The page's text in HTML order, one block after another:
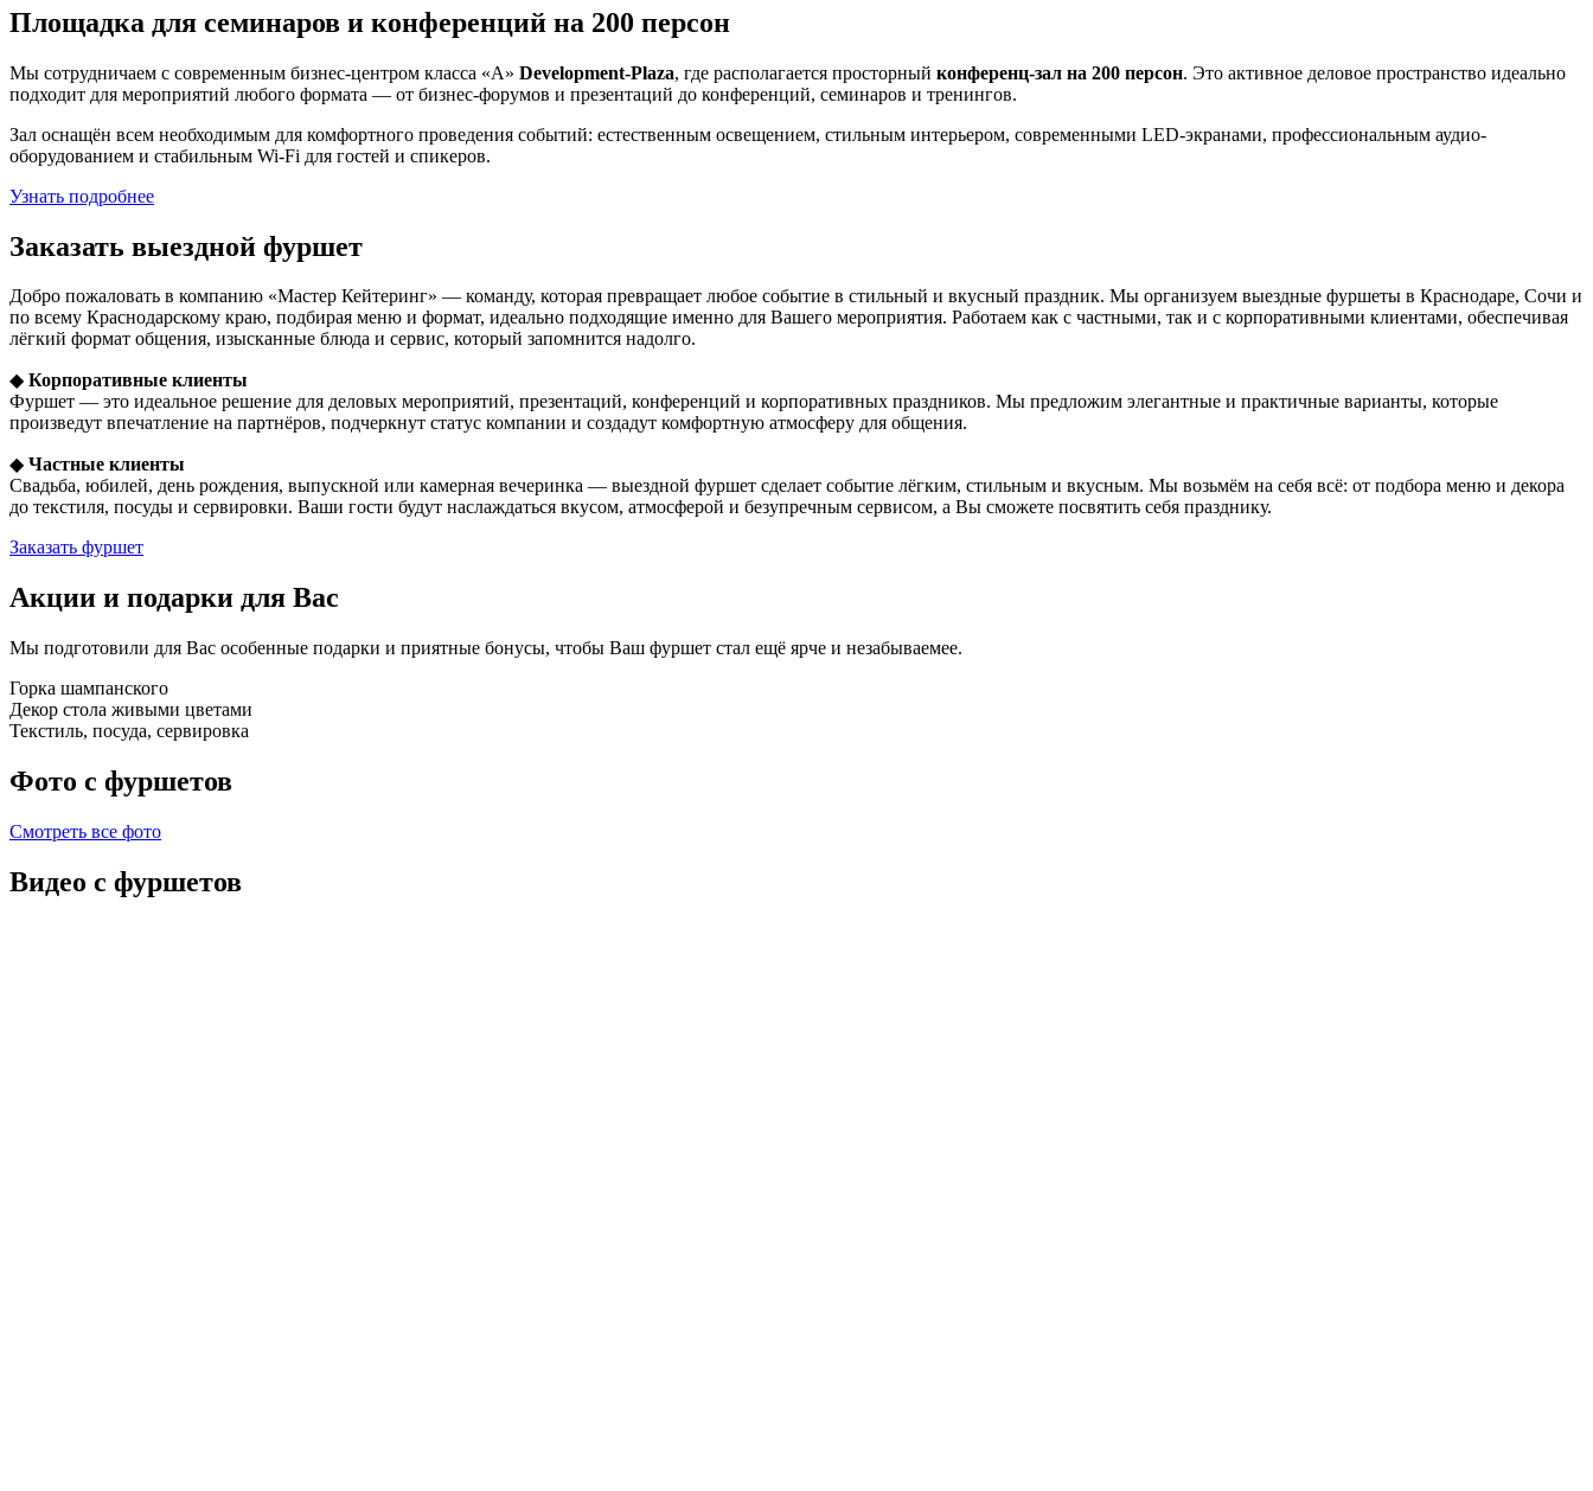
Площадка для семинаров и конференций на 200 персон
Мы сотрудничаем с современным бизнес-центром класса «А» Development-Plaza, где располагается просторный конференц-зал на 200 персон. Это активное деловое пространство идеально
подходит для мероприятий любого формата — от бизнес-форумов и презентаций до конференций, семинаров и тренингов.
Зал оснащён всем необходимым для комфортного проведения событий: естественным освещением, стильным интерьером, современными LED-экранами, профессиональным аудио-
оборудованием и стабильным Wi-Fi для гостей и спикеров.
Узнать подробнее
Заказать выездной фуршет
Добро пожаловать в компанию «Мастер Кейтеринг» — команду, которая превращает любое событие в стильный и вкусный праздник. Мы организуем выездные фуршеты в Краснодаре, Сочи и
по всему Краснодарскому краю, подбирая меню и формат, идеально подходящие именно для Вашего мероприятия. Работаем как с частными, так и с корпоративными клиентами, обеспечивая
лёгкий формат общения, изысканные блюда и сервис, который запомнится надолго.
◆ Корпоративные клиенты
Фуршет — это идеальное решение для деловых мероприятий, презентаций, конференций и корпоративных праздников. Мы предложим элегантные и практичные варианты, которые
произведут впечатление на партнёров, подчеркнут статус компании и создадут комфортную атмосферу для общения.
◆ Частные клиенты
Свадьба, юбилей, день рождения, выпускной или камерная вечеринка — выездной фуршет сделает событие лёгким, стильным и вкусным. Мы возьмём на себя всё: от подбора меню и декора
до текстиля, посуды и сервировки. Ваши гости будут наслаждаться вкусом, атмосферой и безупречным сервисом, а Вы сможете посвятить себя празднику.
Заказать фуршет
Акции и подарки для Вас
Мы подготовили для Вас особенные подарки и приятные бонусы, чтобы Ваш фуршет стал ещё ярче и незабываемее.
Горка шампанского
Декор стола живыми цветами
Текстиль, посуда, сервировка
Фото с фуршетов
Смотреть все фото
Видео с фуршетов